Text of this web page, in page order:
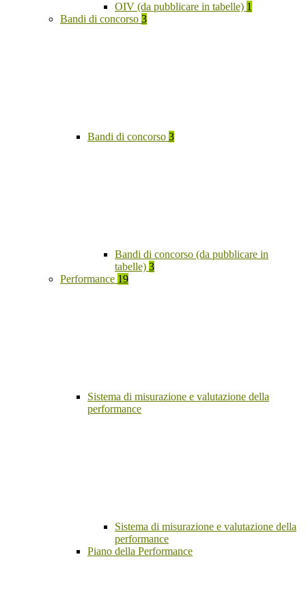
OIV (da pubblicare in tabelle) 1
Bandi di concorso 3
Bandi di concorso 3
Bandi di concorso (da pubblicare in
tabelle) 3
Performance 19
Sistema di misurazione e valutazione della
performance
Sistema di misurazione e valutazione della
performance
Piano della Performance